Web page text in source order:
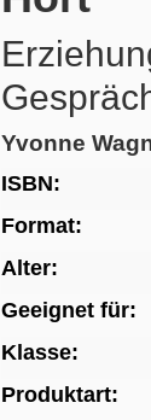
Yvonne
ISBN:
Format:
Alter:
Geeignet für:
Klasse:
Produktart: